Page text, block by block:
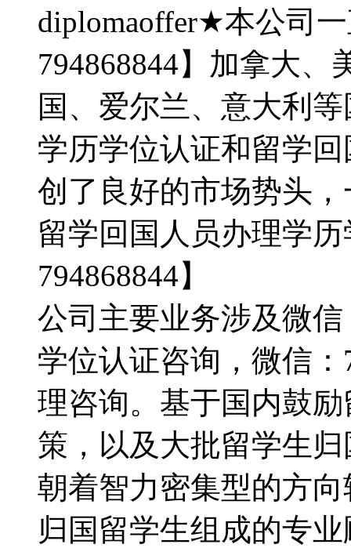
diplomaoffer★本公司
794868844】加拿大
国、爱尔兰、意大利
学历学位认证和留学
创了良好的市场势头
留学回国人员办理学
794868844】
公司主要业务涉及微
学位认证咨询，微信
理咨询。基于国内鼓
策，以及大批留学生
朝着智力密集型的方
归国留学生组成的专